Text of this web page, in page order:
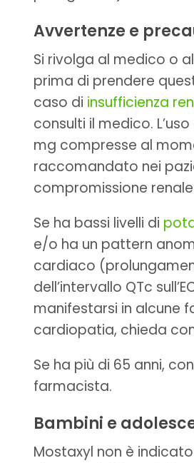
Avvertenze e
Si rivolga al medico o
prima di prendere
caso di insufficienza
consulti il medico.
mg compresse al
raccomandato nei
compromissione
Se ha bassi livelli di
e/o ha un pattern
cardiaco
dell’intervallo QTc
manifestarsi in alcune
cardiopatia, chieda
Se ha più di 65 anni,
farmacista.
Bambini e
Mostaxyl non è